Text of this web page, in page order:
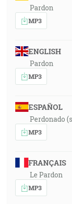
Pardon
MP3
ENGLISH
Pardon
MP3
ESPAÑOL
Perdonado
MP3
FRANÇAIS
Le Pardon
MP3